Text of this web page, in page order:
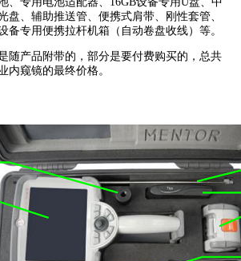
盘、辅助推送管、便携式肩带、刚性套管、
备专用便携拉杆机箱（自动卷盘收线）等。
随产品附带的，部分是要付费购买的，总共
内窥镜的最终价格。